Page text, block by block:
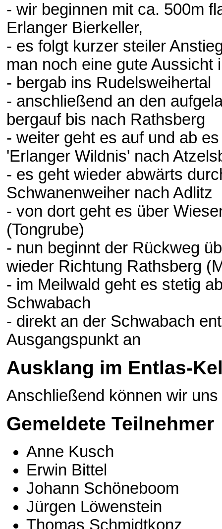
- wir beginnen mit ca. 500m
Erlanger Bierkeller,
- es folgt kurzer steiler
man noch eine gute Aussicht
- bergab ins Rudelsweihertal
- anschließend an den
bergauf bis nach Rathsberg
- weiter geht es auf und ab
'Erlanger Wildnis' nach
- es geht wieder abwärts
Schwanenweiher nach Adlitz
- von dort geht es über
(Tongrube)
- nun beginnt der Rückweg
wieder Richtung Rathsberg
- im Meilwald geht es stetig
Schwabach
- direkt an der Schwabach
Ausgangspunkt an
Ausklang im Entlas-
Anschließend können wir
Gemeldete Teilnehmer
Anne Kusch
Erwin Bittel
Johann Schöneboom
Jürgen Löwenstein
Thomas Schmidtkonz